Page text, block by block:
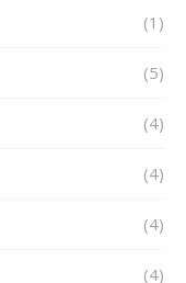
(1)
(5)
(4)
(4)
(4)
(4)